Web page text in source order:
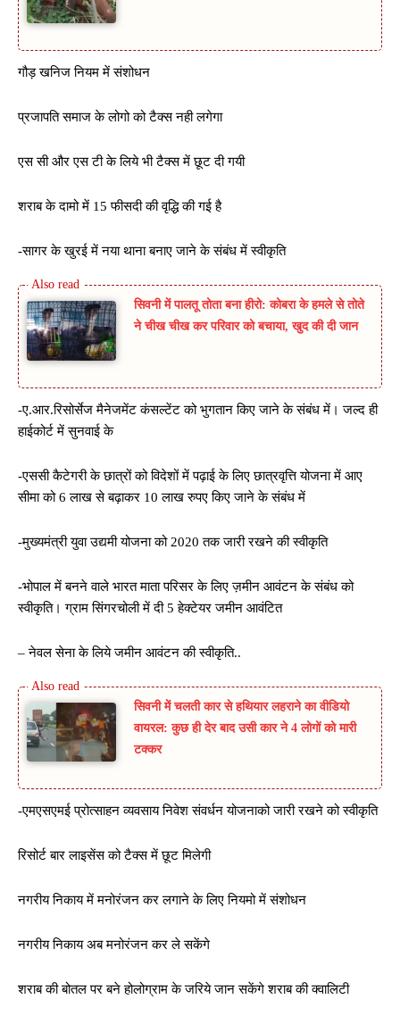
गौड़ खनिज नियम में संशोधन
प्रजापति समाज के लोगो को टैक्स नही लगेगा
एस सी और एस टी के लिये भी टैक्स में छूट दी गयी
शराब के दामो में 15 फीसदी की वृद्धि की गई है
-सागर के खुरई में नया थाना बनाए जाने के संबंध में स्वीकृति
सिवनी में पालतू तोता बना हीरो: कोबरा के हमले से तोते
ने चीख चीख कर परिवार को बचाया, खुद की दी जान
-ए.आर.रिसोर्सेज मैनेजमेंट कंसल्टेंट को भुगतान किए जाने के संबंध में। जल्द ही
हाईकोर्ट में सुनवाई के
-एससी कैटेगरी के छात्रों को विदेशों में पढ़ाई के लिए छात्रवृत्ति योजना में आए
सीमा को 6 लाख से बढ़ाकर 10 लाख रुपए किए जाने के संबंध में
-मुख्यमंत्री युवा उद्यमी योजना को 2020 तक जारी रखने की स्वीकृति
-भोपाल में बनने वाले भारत माता परिसर के लिए ज़मीन आवंटन के संबंध को
स्वीकृति। ग्राम सिंगरचोली में दी 5 हेक्टेयर जमीन आवंटित
– नेवल सेना के लिये जमीन आवंटन की स्वीकृति..
सिवनी में चलती कार से हथियार लहराने का वीडियो
वायरल: कुछ ही देर बाद उसी कार ने 4 लोगों को मारी
टक्कर
-एमएसएमई प्रोत्साहन व्यवसाय निवेश संवर्धन योजनाको जारी रखने को स्वीकृति
रिसोर्ट बार लाइसेंस को टैक्स में छूट मिलेगी
नगरीय निकाय में मनोरंजन कर लगाने के लिए नियमो में संशोधन
नगरीय निकाय अब मनोरंजन कर ले सकेंगे
शराब की बोतल पर बने होलोग्राम के जरिये जान सकेंगे शराब की क्वालिटी